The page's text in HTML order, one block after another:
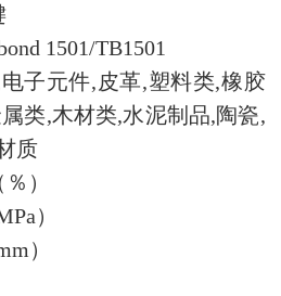
1501/TB1501
子元件,皮革,塑料类,橡胶
类,木材类,水泥制品,陶瓷,
质
）
）
）